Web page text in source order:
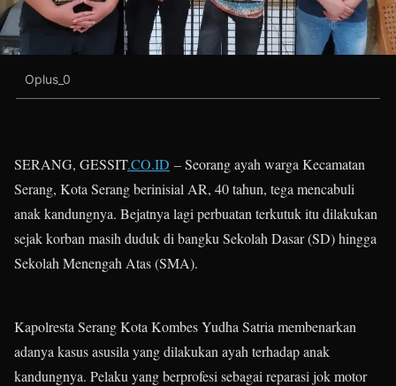
Oplus_0
SERANG, GESSIT.CO.ID – Seorang ayah warga Kecamatan
Serang, Kota Serang berinisial AR, 40 tahun, tega mencabuli
anak kandungnya. Bejatnya lagi perbuatan terkutuk itu dilakukan
sejak korban masih duduk di bangku Sekolah Dasar (SD) hingga
Sekolah Menengah Atas (SMA).
Kapolresta Serang Kota Kombes Yudha Satria membenarkan
adanya kasus asusila yang dilakukan ayah terhadap anak
kandungnya. Pelaku yang berprofesi sebagai reparasi jok motor